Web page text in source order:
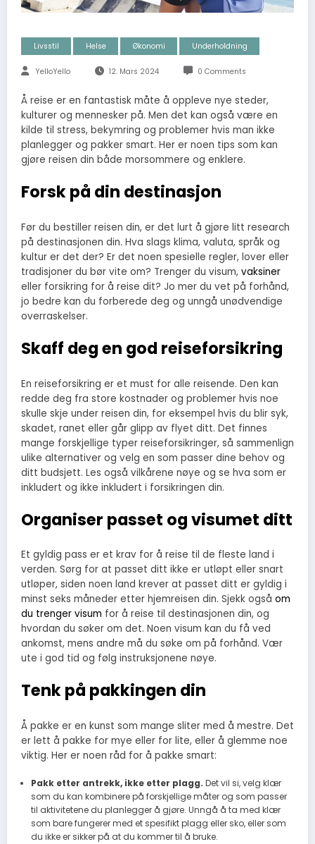
Livsstil Helse Økonomi Underholdning
YelloYello 12. Mars 2024 0 Comments
Å reise er en fantastisk måte å oppleve nye steder,
kulturer og mennesker på. Men det kan også være en
kilde til stress, bekymring og problemer hvis man ikke
planlegger og pakker smart. Her er noen tips som kan
gjøre reisen din både morsommere og enklere.
Forsk på din destinasjon
Før du bestiller reisen din, er det lurt å gjøre litt research
på destinasjonen din. Hva slags klima, valuta, språk og
kultur er det der? Er det noen spesielle regler, lover eller
tradisjoner du bør vite om? Trenger du visum, vaksiner
eller forsikring for å reise dit? Jo mer du vet på forhånd,
jo bedre kan du forberede deg og unngå unødvendige
overraskelser.
Skaff deg en god reiseforsikring
En reiseforsikring er et must for alle reisende. Den kan
redde deg fra store kostnader og problemer hvis noe
skulle skje under reisen din, for eksempel hvis du blir syk,
skadet, ranet eller går glipp av flyet ditt. Det finnes
mange forskjellige typer reiseforsikringer, så sammenlign
ulike alternativer og velg en som passer dine behov og
ditt budsjett. Les også vilkårene nøye og se hva som er
inkludert og ikke inkludert i forsikringen din.
Organiser passet og visumet ditt
Et gyldig pass er et krav for å reise til de fleste land i
verden. Sørg for at passet ditt ikke er utløpt eller snart
utløper, siden noen land krever at passet ditt er gyldig i
minst seks måneder etter hjemreisen din. Sjekk også om
du trenger visum for å reise til destinasjonen din, og
hvordan du søker om det. Noen visum kan du få ved
ankomst, mens andre må du søke om på forhånd. Vær
ute i god tid og følg instruksjonene nøye.
Tenk på pakkingen din
Å pakke er en kunst som mange sliter med å mestre. Det
er lett å pakke for mye eller for lite, eller å glemme noe
viktig. Her er noen råd for å pakke smart:
Pakk etter antrekk, ikke etter plagg. Det vil si, velg klær
som du kan kombinere på forskjellige måter og som passer
til aktivitetene du planlegger å gjøre. Unngå å ta med klær
som bare fungerer med et spesifikt plagg eller sko, eller som
du ikke er sikker på at du kommer til å bruke.